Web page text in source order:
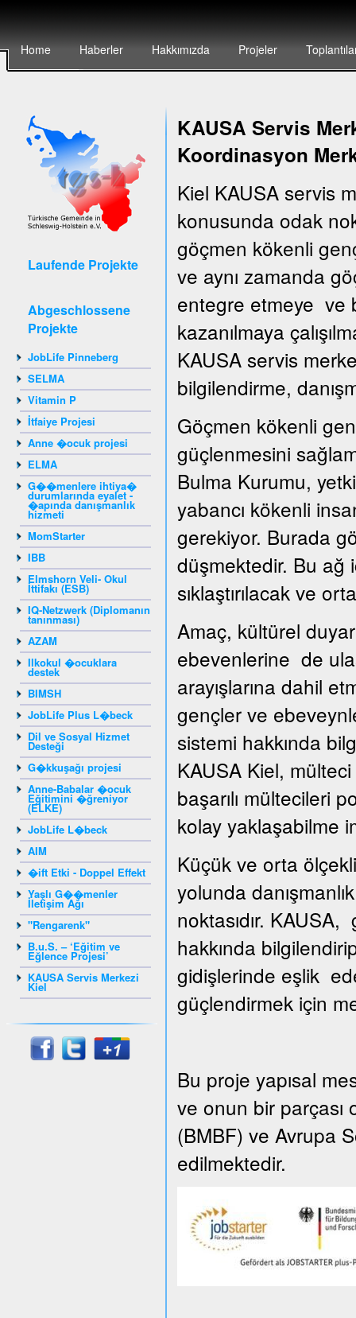
Home Haberler Hakkımızda Projeler
Laufende Projekte
Abgeschlossene
Projekte
JobLife Pinneberg
SELMA
Vitamin P
İtfaiye Projesi
Anne �ocuk projesi
ELMA
G��menlere ihtiya�
durumlarında eyalet -
�apında danışmanlık
hizmeti
MomStarter
IBB
Elmshorn Veli- Okul
İttifakı (ESB)
IQ-Netzwerk (Diplomanın
tanınması)
AZAM
Ilkokul �ocuklara
destek
BIMSH
JobLife Plus L�beck
Dil ve Sosyal Hizmet
Desteği
G�kkuşağı projesi
Anne-Babalar �ocuk
Eğitimini �ğreniyor
(ELKE)
JobLife L�beck
AIM
�ift Etki - Doppel Effekt
Yaşlı G��menler
İletişim Ağı
"Rengarenk"
B.u.S. – ‘Eğitim ve
Eğlence Projesi’
KAUSA Servis Merkezi
Kiel
KAUSA Servis
Koordinasyon
Kiel KAUSA servis
konusunda odak
göçmen kökenli
ve aynı zamanda
entegre etmeye ve
kazanılmaya
KAUSA servis
bilgilendirme,
Göçmen kökenli
güçlenmesini
Bulma Kurumu,
yabancı kökenli
gerekiyor. Burada
düşmektedir. Bu ağ
sıklaştırılacak ve
Amaç, kültürel
ebevenlerine de
arayışlarına dahil
gençler ve
sistemi hakkında
KAUSA Kiel,
başarılı mültecileri
kolay yaklaşabilme
Küçük ve orta
yolunda
noktasıdır.
hakkında
gidişlerinde eşlik
güçlendirmek için
Bu proje yapısal
ve onun bir parçası
(BMBF) ve Avrupa
edilmektedir.